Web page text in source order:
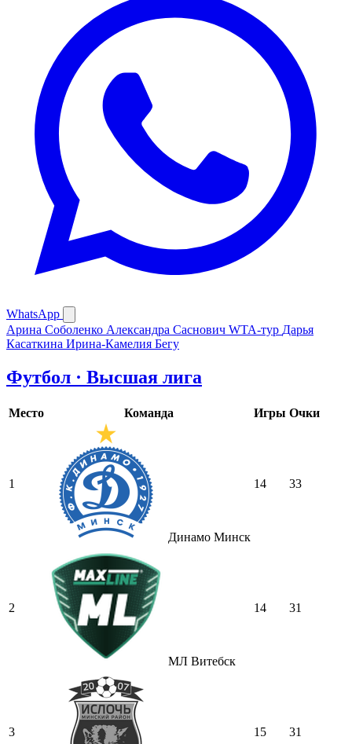
WhatsApp
Арина Соболенко Александра Саснович WTA-тур Дарья
Касаткина Ирина-Камелия Бегу
Футбол · Высшая лига
Место Команда Игры Очки
1
Динамо Минск
14 33
2
МЛ Витебск
14 31
3 15 31